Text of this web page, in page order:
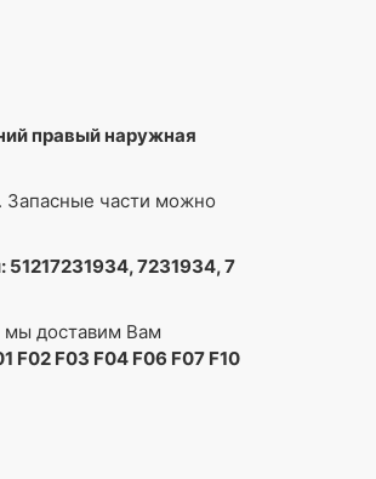
правый наружная
Запасные части можно
51217231934, 7231934, 7
мы доставим Вам
F02 F03 F04 F06 F07 F10